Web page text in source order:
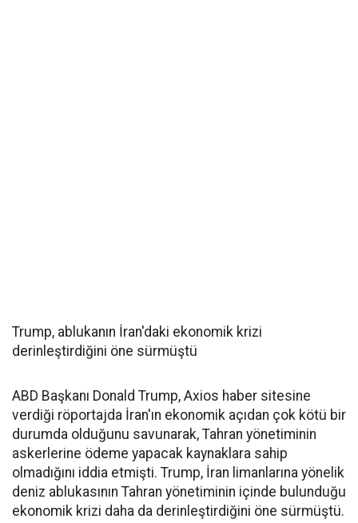
Trump, ablukanın İran'daki ekonomik krizi
derinleştirdiğini öne sürmüştü
ABD Başkanı Donald Trump, Axios haber sitesine
verdiği röportajda İran'ın ekonomik açıdan çok kötü bir
durumda olduğunu savunarak, Tahran yönetiminin
askerlerine ödeme yapacak kaynaklara sahip
olmadığını iddia etmişti. Trump, İran limanlarına yönelik
deniz ablukasının Tahran yönetiminin içinde bulunduğu
ekonomik krizi daha da derinleştirdiğini öne sürmüştü.